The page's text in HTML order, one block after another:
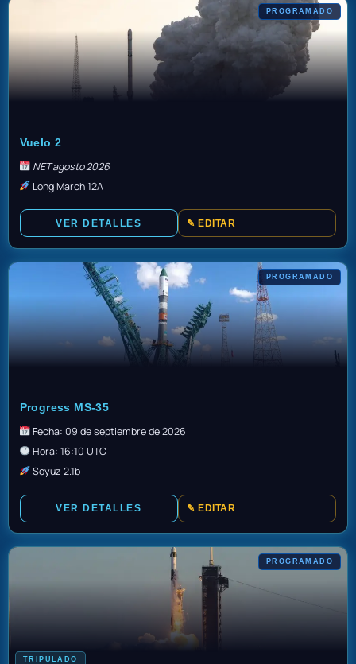
PROGRAMADO
Vuelo 2
NET agosto 2026
Long March 12A
VER DETALLES ✎ EDITAR
PROGRAMADO
Progress MS-35
Fecha: 09 de septiembre de 2026
Hora: 16:10 UTC
Soyuz 2.1b
VER DETALLES ✎ EDITAR
PROGRAMADO
TRIPULADO